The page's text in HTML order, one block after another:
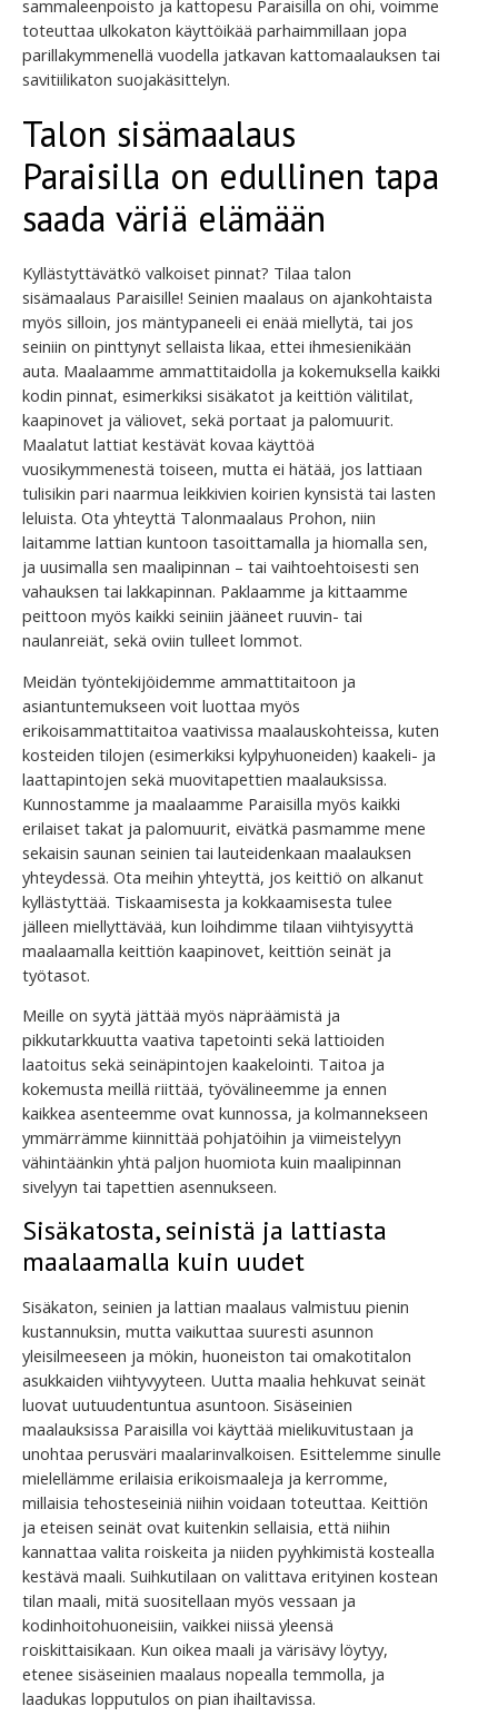
sammaleenpoisto ja kattopesu Paraisilla on ohi, voimme
toteuttaa ulkokaton käyttöikää parhaimmillaan jopa
parillakymmenellä vuodella jatkavan kattomaalauksen tai
savitiilikaton suojakäsittelyn.
Talon sisämaalaus
Paraisilla on edullinen tapa
saada väriä elämään
Kyllästyttävätkö valkoiset pinnat? Tilaa talon
sisämaalaus Paraisille! Seinien maalaus on ajankohtaista
myös silloin, jos mäntypaneeli ei enää miellytä, tai jos
seiniin on pinttynyt sellaista likaa, ettei ihmesienikään
auta. Maalaamme ammattitaidolla ja kokemuksella kaikki
kodin pinnat, esimerkiksi sisäkatot ja keittiön välitilat,
kaapinovet ja väliovet, sekä portaat ja palomuurit.
Maalatut lattiat kestävät kovaa käyttöä
vuosikymmenestä toiseen, mutta ei hätää, jos lattiaan
tulisikin pari naarmua leikkivien koirien kynsistä tai lasten
leluista. Ota yhteyttä Talonmaalaus Prohon, niin
laitamme lattian kuntoon tasoittamalla ja hiomalla sen,
ja uusimalla sen maalipinnan – tai vaihtoehtoisesti sen
vahauksen tai lakkapinnan. Paklaamme ja kittaamme
peittoon myös kaikki seiniin jääneet ruuvin- tai
naulanreiät, sekä oviin tulleet lommot.
Meidän työntekijöidemme ammattitaitoon ja
asiantuntemukseen voit luottaa myös
erikoisammattitaitoa vaativissa maalauskohteissa, kuten
kosteiden tilojen (esimerkiksi kylpyhuoneiden) kaakeli- ja
laattapintojen sekä muovitapettien maalauksissa.
Kunnostamme ja maalaamme Paraisilla myös kaikki
erilaiset takat ja palomuurit, eivätkä pasmamme mene
sekaisin saunan seinien tai lauteidenkaan maalauksen
yhteydessä. Ota meihin yhteyttä, jos keittiö on alkanut
kyllästyttää. Tiskaamisesta ja kokkaamisesta tulee
jälleen miellyttävää, kun loihdimme tilaan viihtyisyyttä
maalaamalla keittiön kaapinovet, keittiön seinät ja
työtasot.
Meille on syytä jättää myös näpräämistä ja
pikkutarkkuutta vaativa tapetointi sekä lattioiden
laatoitus sekä seinäpintojen kaakelointi. Taitoa ja
kokemusta meillä riittää, työvälineemme ja ennen
kaikkea asenteemme ovat kunnossa, ja kolmannekseen
ymmärrämme kiinnittää pohjatöihin ja viimeistelyyn
vähintäänkin yhtä paljon huomiota kuin maalipinnan
sivelyyn tai tapettien asennukseen.
Sisäkatosta, seinistä ja lattiasta
maalaamalla kuin uudet
Sisäkaton, seinien ja lattian maalaus valmistuu pienin
kustannuksin, mutta vaikuttaa suuresti asunnon
yleisilmeeseen ja mökin, huoneiston tai omakotitalon
asukkaiden viihtyvyyteen. Uutta maalia hehkuvat seinät
luovat uutuudentuntua asuntoon. Sisäseinien
maalauksissa Paraisilla voi käyttää mielikuvitustaan ja
unohtaa perusväri maalarinvalkoisen. Esittelemme sinulle
mielellämme erilaisia erikoismaaleja ja kerromme,
millaisia tehosteseiniä niihin voidaan toteuttaa. Keittiön
ja eteisen seinät ovat kuitenkin sellaisia, että niihin
kannattaa valita roiskeita ja niiden pyyhkimistä kostealla
kestävä maali. Suihkutilaan on valittava erityinen kostean
tilan maali, mitä suositellaan myös vessaan ja
kodinhoitohuoneisiin, vaikkei niissä yleensä
roiskittaisikaan. Kun oikea maali ja värisävy löytyy,
etenee sisäseinien maalaus nopealla temmolla, ja
laadukas lopputulos on pian ihailtavissa.